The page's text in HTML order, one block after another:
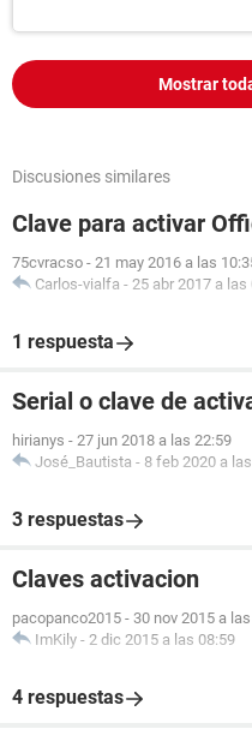
Mostrar
Discusiones similares
Clave para activar
75cvracso - 21 may 2016 a las
Carlos-vialfa - 25 abr 2017 a las
1 respuesta
Serial o clave de
hirianys - 27 jun 2018 a las 22:59
José_Bautista - 8 feb 2020 a
3 respuestas
Claves activacion
pacopanco2015 - 30 nov 2015 a
ImKily - 2 dic 2015 a las 08:59
4 respuestas